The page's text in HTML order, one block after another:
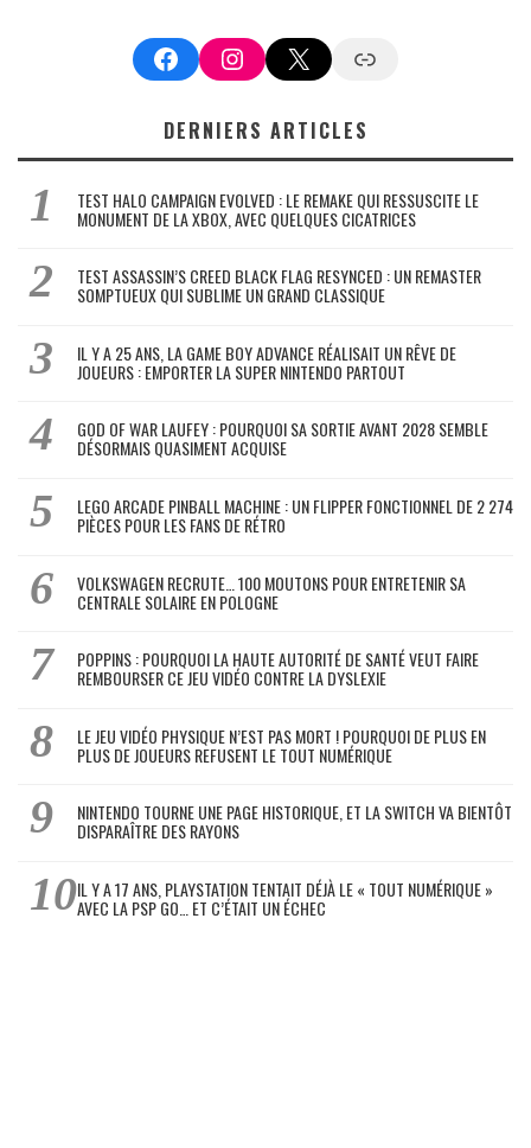
FacebookInstagram
X Google News
DERNIERS ARTICLES
TEST HALO CAMPAIGN EVOLVED : LE REMAKE QUI RESSUSCITE LE
MONUMENT DE LA XBOX, AVEC QUELQUES CICATRICES
TEST ASSASSIN’S CREED BLACK FLAG RESYNCED : UN REMASTER
SOMPTUEUX QUI SUBLIME UN GRAND CLASSIQUE
IL Y A 25 ANS, LA GAME BOY ADVANCE RÉALISAIT UN RÊVE DE
JOUEURS : EMPORTER LA SUPER NINTENDO PARTOUT
GOD OF WAR LAUFEY : POURQUOI SA SORTIE AVANT 2028 SEMBLE
DÉSORMAIS QUASIMENT ACQUISE
LEGO ARCADE PINBALL MACHINE : UN FLIPPER FONCTIONNEL DE 2 274
PIÈCES POUR LES FANS DE RÉTRO
VOLKSWAGEN RECRUTE… 100 MOUTONS POUR ENTRETENIR SA
CENTRALE SOLAIRE EN POLOGNE
POPPINS : POURQUOI LA HAUTE AUTORITÉ DE SANTÉ VEUT FAIRE
REMBOURSER CE JEU VIDÉO CONTRE LA DYSLEXIE
LE JEU VIDÉO PHYSIQUE N’EST PAS MORT ! POURQUOI DE PLUS EN
PLUS DE JOUEURS REFUSENT LE TOUT NUMÉRIQUE
NINTENDO TOURNE UNE PAGE HISTORIQUE, ET LA SWITCH VA BIENTÔT
DISPARAÎTRE DES RAYONS
IL Y A 17 ANS, PLAYSTATION TENTAIT DÉJÀ LE « TOUT NUMÉRIQUE »
AVEC LA PSP GO… ET C’ÉTAIT UN ÉCHEC